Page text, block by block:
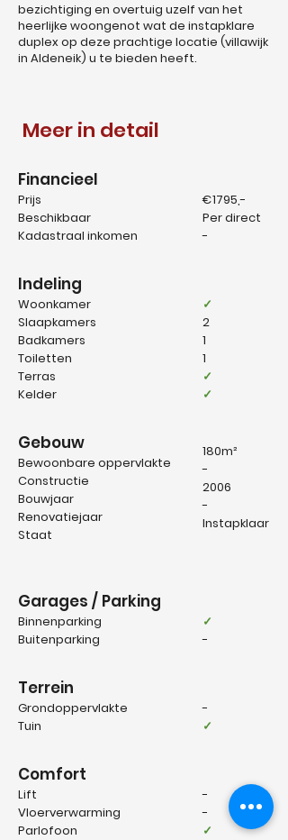
bezichtiging en overtuig uzelf van het
heerlijke woongenot wat de instapklare
duplex op deze prachtige locatie (villawijk
in Aldeneik) u te bieden heeft.
Meer in detail
Financieel
Prijs
Beschikbaar
Kadastraal inkomen
€1795,-
Per direct
-
Indeling
Woonkamer
Slaapkamers
Badkamers
Toiletten
Terras
Kelder
✓
2
1
1
✓
✓
Gebouw
Bewoonbare oppervlakte
Constructie
Bouwjaar
Renovatiejaar
Staat
180m²
-
2006
-
Instapklaar
Garages / Parking
Binnenparking
Buitenparking
✓
-
Terrein
Grondoppervlakte
Tuin
-
✓
Comfort
Lift
Vloerverwarming
Parlofoon
-
-
✓